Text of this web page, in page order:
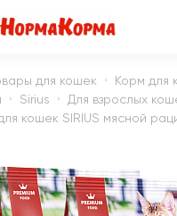
для кошек
Корм для
Sirius
Для взрослых
кошек SIRIUS мясной